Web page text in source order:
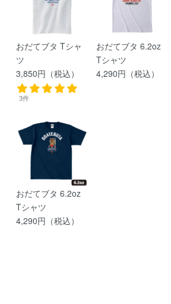
おだてブタ Tシャ
ツ
3,850円（税込）
3件
おだてブタ 6.2oz
Tシャツ
4,290円（税込）
おだてブタ 6.2oz
Tシャツ
4,290円（税込）